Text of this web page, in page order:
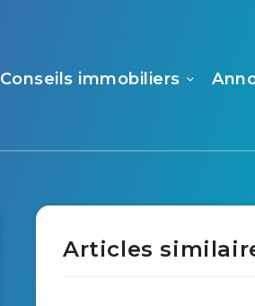
Conseils immobiliers
Articles